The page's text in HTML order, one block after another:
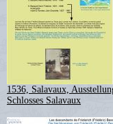
1536, Salavaux,
Schlosses Salavaux